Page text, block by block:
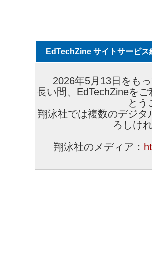
EdTechZine サイトサービス
2026年5月13日をも
長い間、EdTechZineを
とう
翔泳社では複数のデジ
ろしけ
翔泳社のメディア：